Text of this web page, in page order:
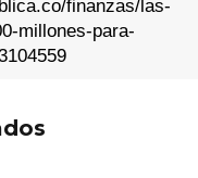
finanzas/las-
millones-para-